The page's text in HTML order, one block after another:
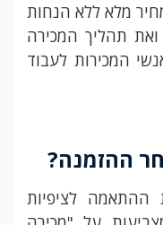
מלא ללא הנחות
תהליך המכירה
המכירות לעבוד
ההזמנה?
ההתאמה לציפיות